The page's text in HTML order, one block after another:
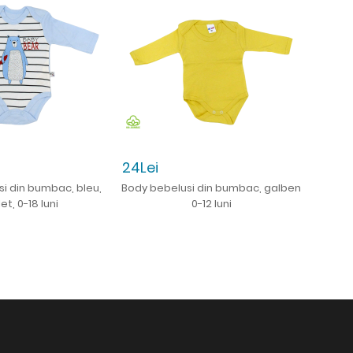
din bumbac, bleu,
0-18 luni
24Lei
Body bebelusi din bumbac, galben
0-12 luni